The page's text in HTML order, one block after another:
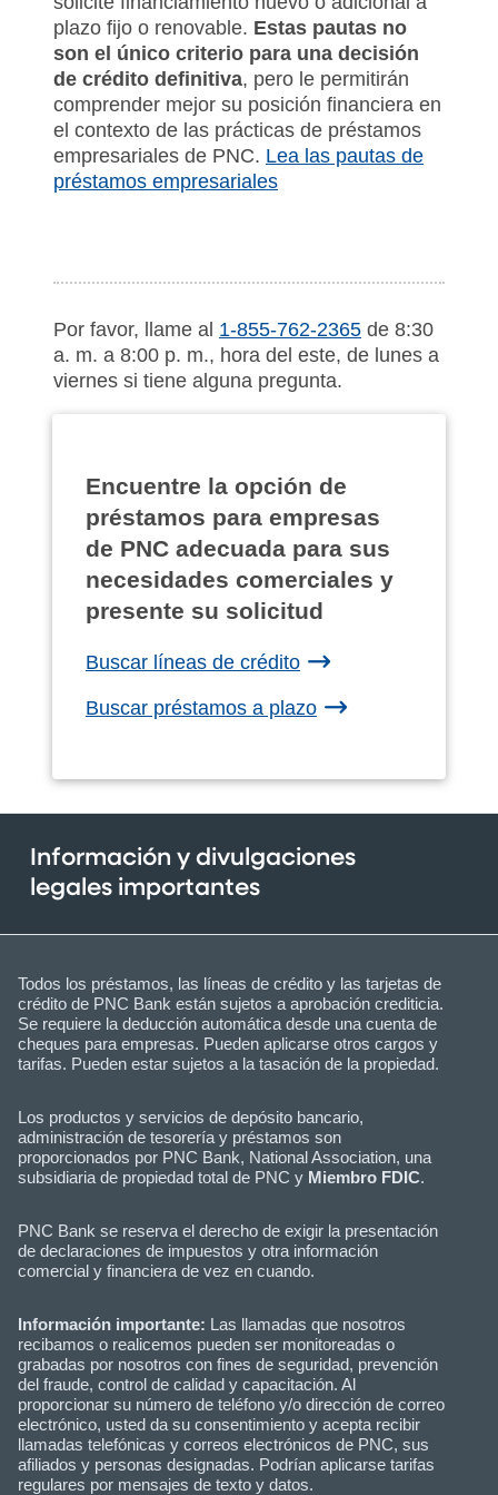
plazo fijo o renovable. Estas pautas no
son el único criterio para una decisión
de crédito definitiva, pero le permitirán
comprender mejor su posición financiera en
el contexto de las prácticas de préstamos
empresariales de PNC. Lea las pautas de
préstamos empresariales
Por favor, llame al 1-855-762-2365 de 8:30
a. m. a 8:00 p. m., hora del este, de lunes a
viernes si tiene alguna pregunta.
Encuentre la opción de
préstamos para empresas
de PNC adecuada para sus
necesidades comerciales y
presente su solicitud
Buscar líneas de crédito
Buscar préstamos a plazo
Información y divulgaciones
legales importantes
Todos los préstamos, las líneas de crédito y las tarjetas de
crédito de PNC Bank están sujetos a aprobación crediticia.
Se requiere la deducción automática desde una cuenta de
cheques para empresas. Pueden aplicarse otros cargos y
tarifas. Pueden estar sujetos a la tasación de la propiedad.
Los productos y servicios de depósito bancario,
administración de tesorería y préstamos son
proporcionados por PNC Bank, National Association, una
subsidiaria de propiedad total de PNC y Miembro FDIC.
PNC Bank se reserva el derecho de exigir la presentación
de declaraciones de impuestos y otra información
comercial y financiera de vez en cuando.
Información importante: Las llamadas que nosotros
recibamos o realicemos pueden ser monitoreadas o
grabadas por nosotros con fines de seguridad, prevención
del fraude, control de calidad y capacitación. Al
proporcionar su número de teléfono y/o dirección de correo
electrónico, usted da su consentimiento y acepta recibir
llamadas telefónicas y correos electrónicos de PNC, sus
afiliados y personas designadas. Podrían aplicarse tarifas
regulares por mensajes de texto y datos.